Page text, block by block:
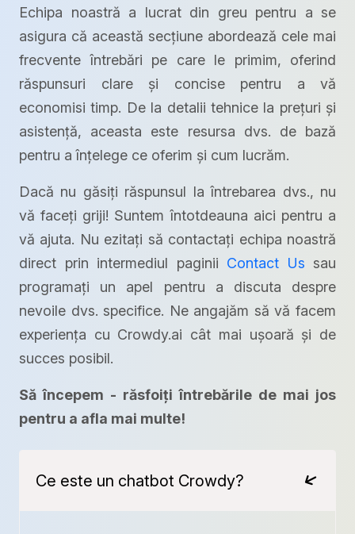
Echipa noastră a lucrat din greu pentru a se
asigura că această secțiune abordează cele mai
frecvente întrebări pe care le primim, oferind
răspunsuri clare și concise pentru a vă
economisi timp. De la detalii tehnice la prețuri și
asistență, aceasta este resursa dvs. de bază
pentru a înțelege ce oferim și cum lucrăm.
Dacă nu găsiți răspunsul la întrebarea dvs., nu
vă faceți griji! Suntem întotdeauna aici pentru a
vă ajuta. Nu ezitați să contactați echipa noastră
direct prin intermediul paginii Contact Us sau
programați un apel pentru a discuta despre
nevoile dvs. specifice. Ne angajăm să vă facem
experiența cu Crowdy.ai cât mai ușoară și de
succes posibil.
Să începem - răsfoiți întrebările de mai jos
pentru a afla mai multe!
Ce este un chatbot Crowdy?